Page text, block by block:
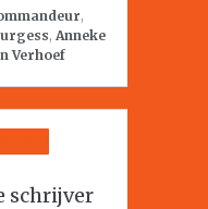
,
, Anneke
Verhoef
schrijver